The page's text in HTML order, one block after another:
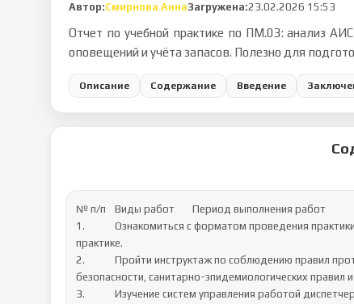
Автор:Смирнова АннаЗагружена:23.02.2026 15:53
Отчет по учебной практике по ПМ.03: анализ
оповещений и учёта запасов. Полезно для
Описание Содержание Введение
№ п/п	Виды работ	Период выполнения работ
1.		Ознакомиться с форматом проведения практики, исходными данными и перечнем отчетных документов по
практике.
2.		Пройти инструктаж по соблюдению правил противопожарной безопасности, правил охраны труда, техники
безопасности, санитарно-эпидемиологических правил
3.		Изучение систем управления работой диспетчерской службы предприятия (ознакомиться и описать основные